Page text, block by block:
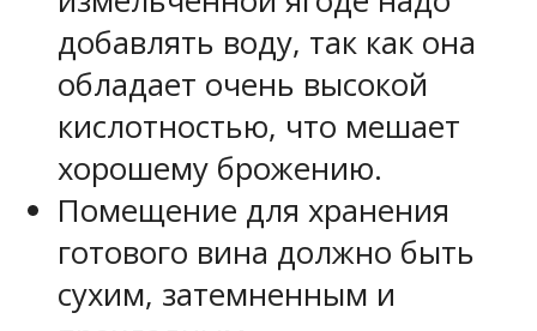
добавлять воду, так как она
обладает очень высокой
кислотностью, что мешает
хорошему брожению.
Помещение для хранения
готового вина должно быть
сухим, затемненным и